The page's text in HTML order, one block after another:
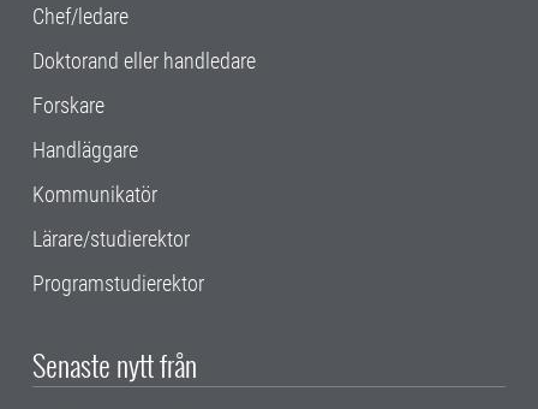
Chef/ledare
Doktorand eller handledare
Forskare
Handläggare
Kommunikatör
Lärare/studierektor
Programstudierektor
Senaste nytt från